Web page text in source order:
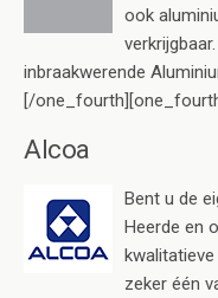
ook
inbraakwerende
[/
Alcoa
Bent u de
Heerde en
zeker één